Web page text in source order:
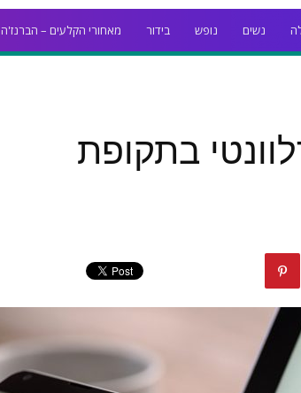
נשים נופש בידור מאחורי הקלעים – הברנז'ה
בתקופת